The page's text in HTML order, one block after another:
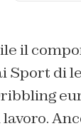
il
Sport di